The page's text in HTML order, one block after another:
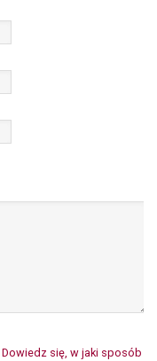
Dowiedz się, w jaki sposób